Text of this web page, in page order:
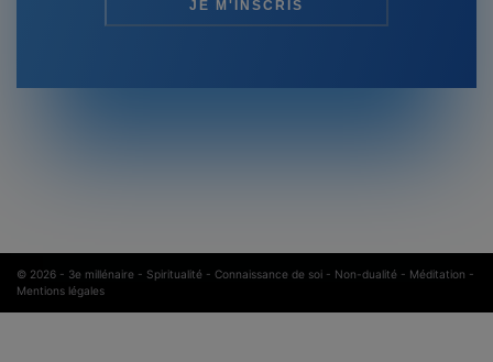
© 2026 - 3e millénaire - Spiritualité - Connaissance de soi - Non-dualité - Méditation -
Mentions légales